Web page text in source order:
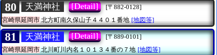
80 天満神社 [Detail]
[〒882-0128]
宮崎県延岡市 北方町南久保山子４４０１番地 [地図等]
81 天満神社 [Detail]
[〒889-0101]
宮崎県延岡市北川町川内名１０１３４番の７地 [地図等]